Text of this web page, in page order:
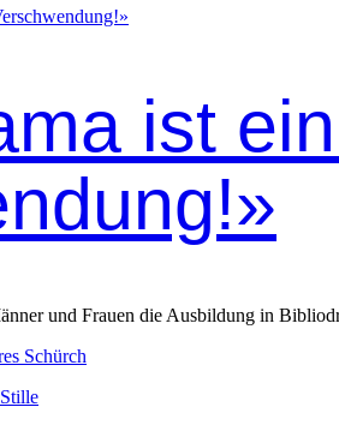
ist
und Frauen die Aus­bil­dung in
Schürch